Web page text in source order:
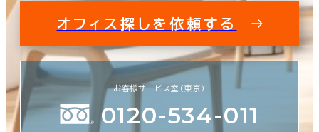
オフィス探しを依頼する
お客様サービス室（東京）
0120-534-011